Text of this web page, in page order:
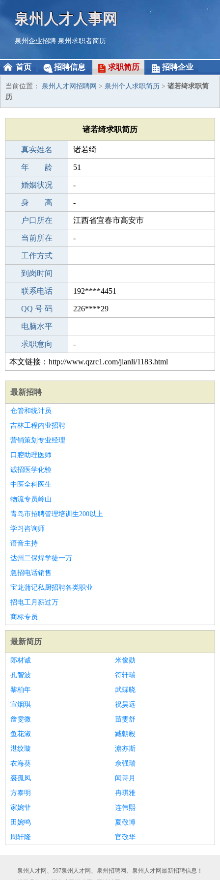
泉州人才人事网
泉州企业招聘 泉州求职者简历
首页 招聘信息 求职简历 招聘企业
当前位置： 泉州人才网招聘网 > 泉州个人求职简历 > 诸若绮求职简
历
诸若绮求职简历
真实姓名 诸若绮
性 别 女
年 龄 51
出生年月 1975-06-23
婚姻状况 -
学 历 高中
身 高 -
毕业学校 天津三十一中学
户口所在 江西省宜春市高安市
所学专业 -
当前所在 -
工作经验
工作方式
驾 照
到岗时间
期望月薪
联系电话 192****4451
手机号码 192****4451
QQ 号 码 226****29
微信号码
电脑水平
外语水平
求职意向 -
本文链接：http://www.qzrc1.com/jianli/1183.html
最新招聘
仓管和统计员
吉林工程内业招聘
营销策划专业经理
口腔助理医师
诚招医学化验
中医全科医生
物流专员岭山
青岛市招聘管理培训生200以上
学习咨询师
语音主持
达州二保焊学徒一万
急招电话销售
宝龙蒲记私厨招聘各类职业
招电工月薪过万
商标专员
最新简历
郎材诚
米俊勋
孔智波
符轩瑞
黎柏年
武蝶晓
宣烟琪
祝昊远
詹雯微
苗雯舒
鱼花淑
臧朝毅
湛纹璇
澹亦斯
衣海葵
佘强瑞
裘孤凤
闻诗月
方泰明
冉琪雅
家婉菲
连伟熙
田婉鸣
夏敬博
周轩隆
官敬华
泉州人才网、597泉州人才网、泉州招聘网、泉州人才网最新招聘信息！